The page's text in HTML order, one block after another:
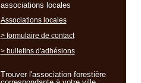
associations locales
Associations locales
> formulaire de contact
> bulletins d'adhésions
Trouver l'association forestière